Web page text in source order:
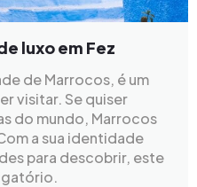
luxo em Fez
de Marrocos, é um
visitar. Se quiser
do mundo, Marrocos
a sua identidade
para descobrir, este